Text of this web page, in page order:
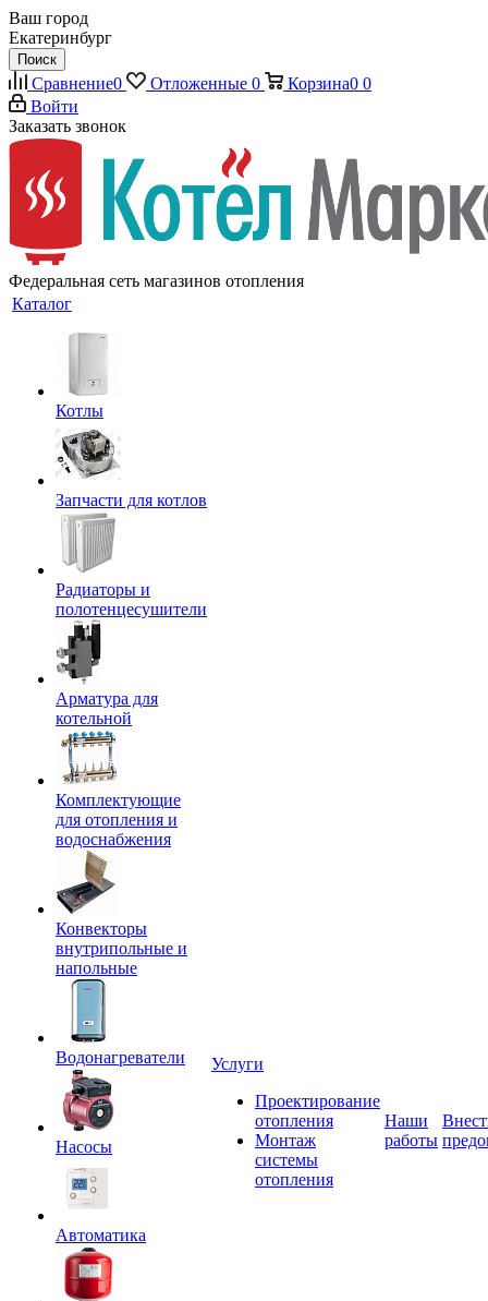
Ваш город
Екатеринбург
Поиск
Сравнение0 Отложенные 0 Корзина0 0
Войти
Заказать звонок
Федеральная сеть магазинов отопления
Каталог
Котлы
Запчасти для котлов
Радиаторы и
полотенцесушители
Арматура для
котельной
Комплектующие
для отопления и
водоснабжения
Конвекторы
внутрипольные и
напольные
Водонагреватели
Насосы
Автоматика
Услуги
Проектирование
отопления
Монтаж
системы
отопления
Наши
работы